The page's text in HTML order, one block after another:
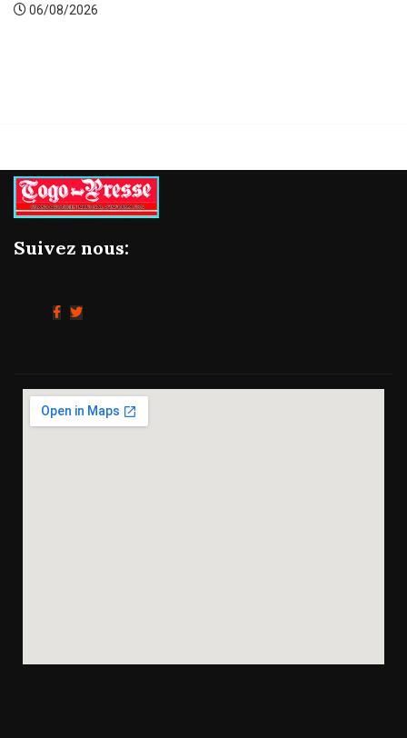
06/08/2026
Suivez nous: